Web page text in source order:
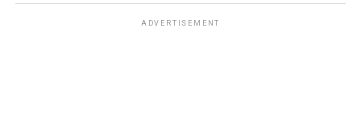
ADVERTISEMENT